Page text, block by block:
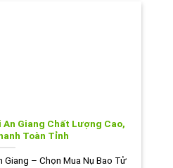
An Giang Chất Lượng Cao,
Toàn Tỉnh
Giang – Chọn Mua Nụ Bao Tử